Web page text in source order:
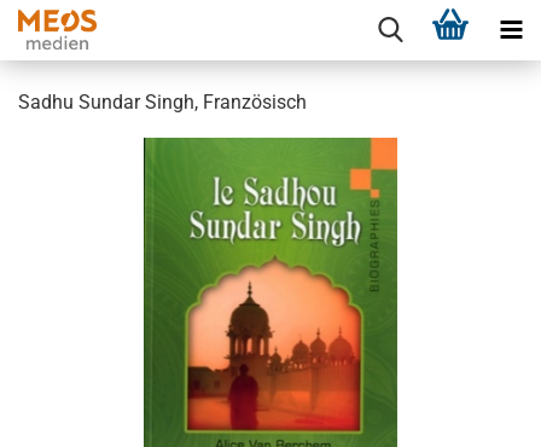
Sadhu Sundar Singh, Französisch